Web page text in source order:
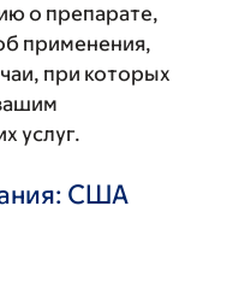
о препарате,
применения,
при которых
услуг.
США